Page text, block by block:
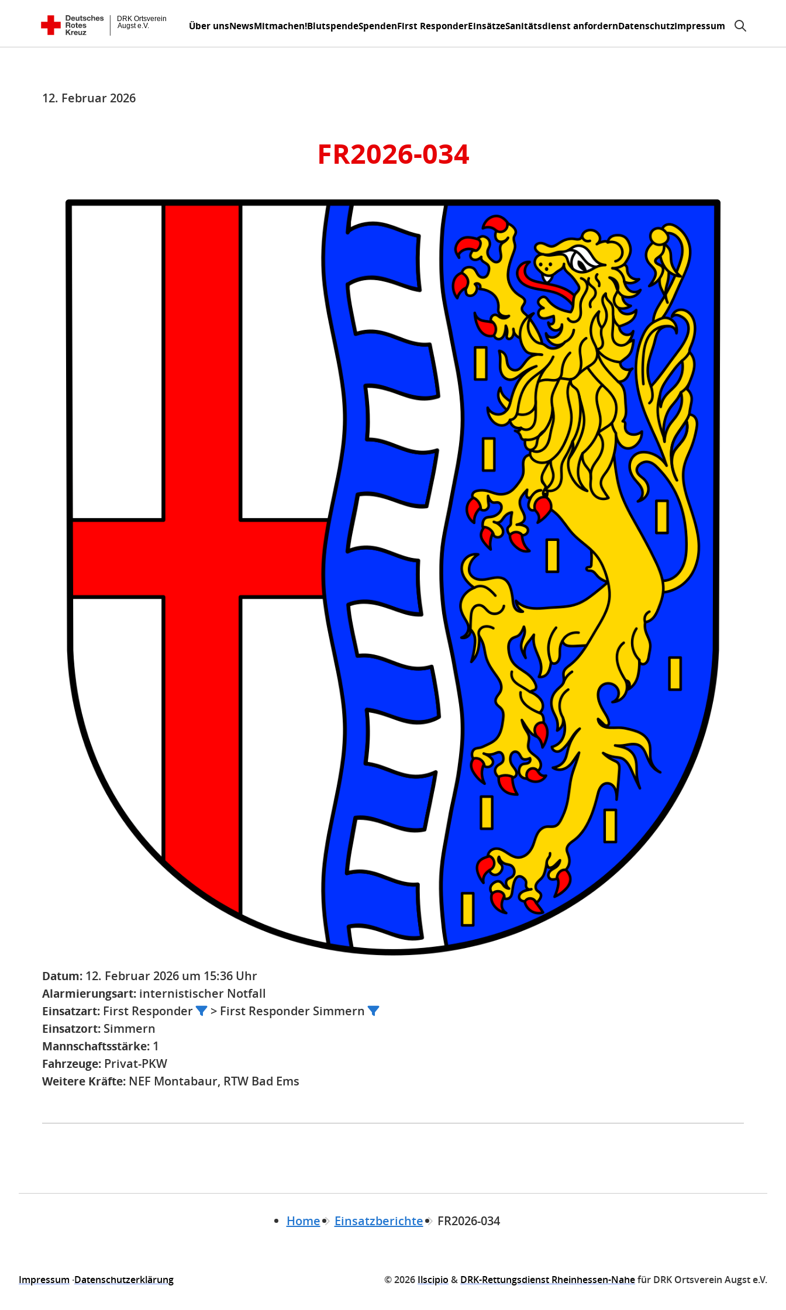
DRK Ortsverein Augst e.V. Über unsNewsMitmachen!BlutspendeSpendenFirst ResponderEinsätzeSanitätsdienst anfordernDatenschutzImpressum
12. Februar 2026
FR2026-034
Datum: 12. Februar 2026 um 15:36 Uhr
Alarmierungsart: internistischer Notfall
Einsatzart: First Responder
> First Responder Simmern
Einsatzort: Simmern
Mannschaftsstärke: 1
Fahrzeuge: Privat-PKW
Weitere Kräfte: NEF Montabaur, RTW Bad Ems
Home Einsatzberichte FR2026-034
Impressum Datenschutzerklärung © 2026 Ilscipio & DRK-Rettungsdienst Rheinhessen-Nahefür DRK Ortsverein Augst e.V.